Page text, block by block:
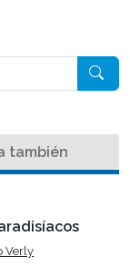
también
Verly